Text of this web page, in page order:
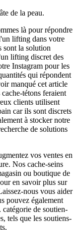
de la peau.
là pour répondre
lifting dans votre
sont la solution
lifting discret des
Instagram pour les
qui répondent
manqué cet article
tétons feraient
clients utilisent
car ils sont discrets
à stocker notre
de solutions
vos ventes en
Nos cache-seins
ou boutique de
en savoir plus sur
nous vous aider
pouvez également
de soutien-
tels que les soutiens-